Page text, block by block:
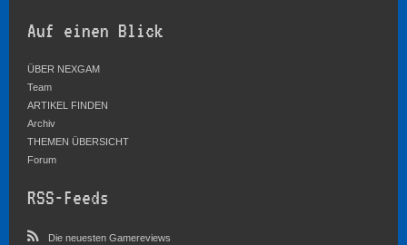
Auf einen Blick
ÜBER NEXGAM
Team
ARTIKEL FINDEN
Archiv
THEMEN ÜBERSICHT
Forum
RSS-Feeds
Die neuesten Gamereviews